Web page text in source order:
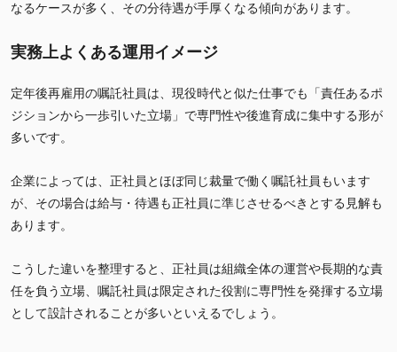
なるケースが多く、その分待遇が手厚くなる傾向があります。
実務上よくある運用イメージ
定年後再雇用の嘱託社員は、現役時代と似た仕事でも「責任あるポ
ジションから一歩引いた立場」で専門性や後進育成に集中する形が
多いです。
企業によっては、正社員とほぼ同じ裁量で働く嘱託社員もいます
が、その場合は給与・待遇も正社員に準じさせるべきとする見解も
あります。
こうした違いを整理すると、正社員は組織全体の運営や長期的な責
任を負う立場、嘱託社員は限定された役割に専門性を発揮する立場
として設計されることが多いといえるでしょう。